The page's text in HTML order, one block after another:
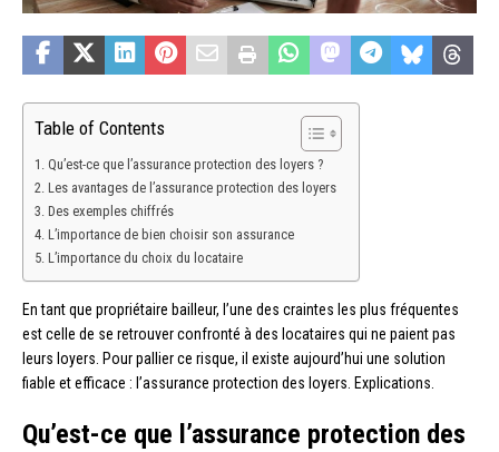
Table of Contents
Qu’est-ce que l’assurance protection des loyers ?
Les avantages de l’assurance protection des loyers
Des exemples chiffrés
L’importance de bien choisir son assurance
L’importance du choix du locataire
En tant que propriétaire bailleur, l’une des craintes les plus fréquentes
est celle de se retrouver confronté à des locataires qui ne paient pas
leurs loyers. Pour pallier ce risque, il existe aujourd’hui une solution
fiable et efficace : l’assurance protection des loyers. Explications.
Qu’est-ce que l’assurance protection des